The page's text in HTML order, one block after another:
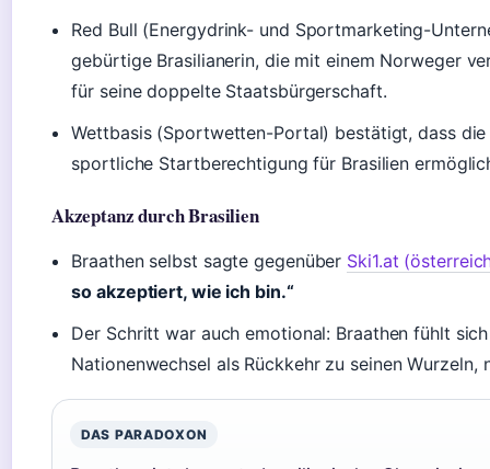
Red Bull (Energydrink- und Sportmarketing-
gebürtige Brasilianerin, die mit einem Norweger
für seine doppelte Staatsbürgerschaft.
Wettbasis (Sportwetten-Portal) bestätigt, dass
sportliche Startberechtigung für Brasilien
Akzeptanz durch Brasilien
Braathen selbst sagte gegenüber Ski1.at
so akzeptiert, wie ich bin.“
Der Schritt war auch emotional: Braathen fühlt
Nationenwechsel als Rückkehr zu seinen
DAS PARADOXON